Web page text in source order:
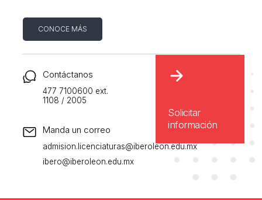
CONOCE MÁS
Contáctanos
477 7100600 ext.
1108 / 2005
Manda un correo
admision.licenciaturas@iberoleon.edu.mx
ibero@iberoleon.edu.mx
Solicitar
información